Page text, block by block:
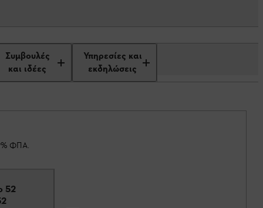
Συμβουλές
και ιδέες
Υπηρεσίες και
εκδηλώσεις
ΦΠΑ.
52